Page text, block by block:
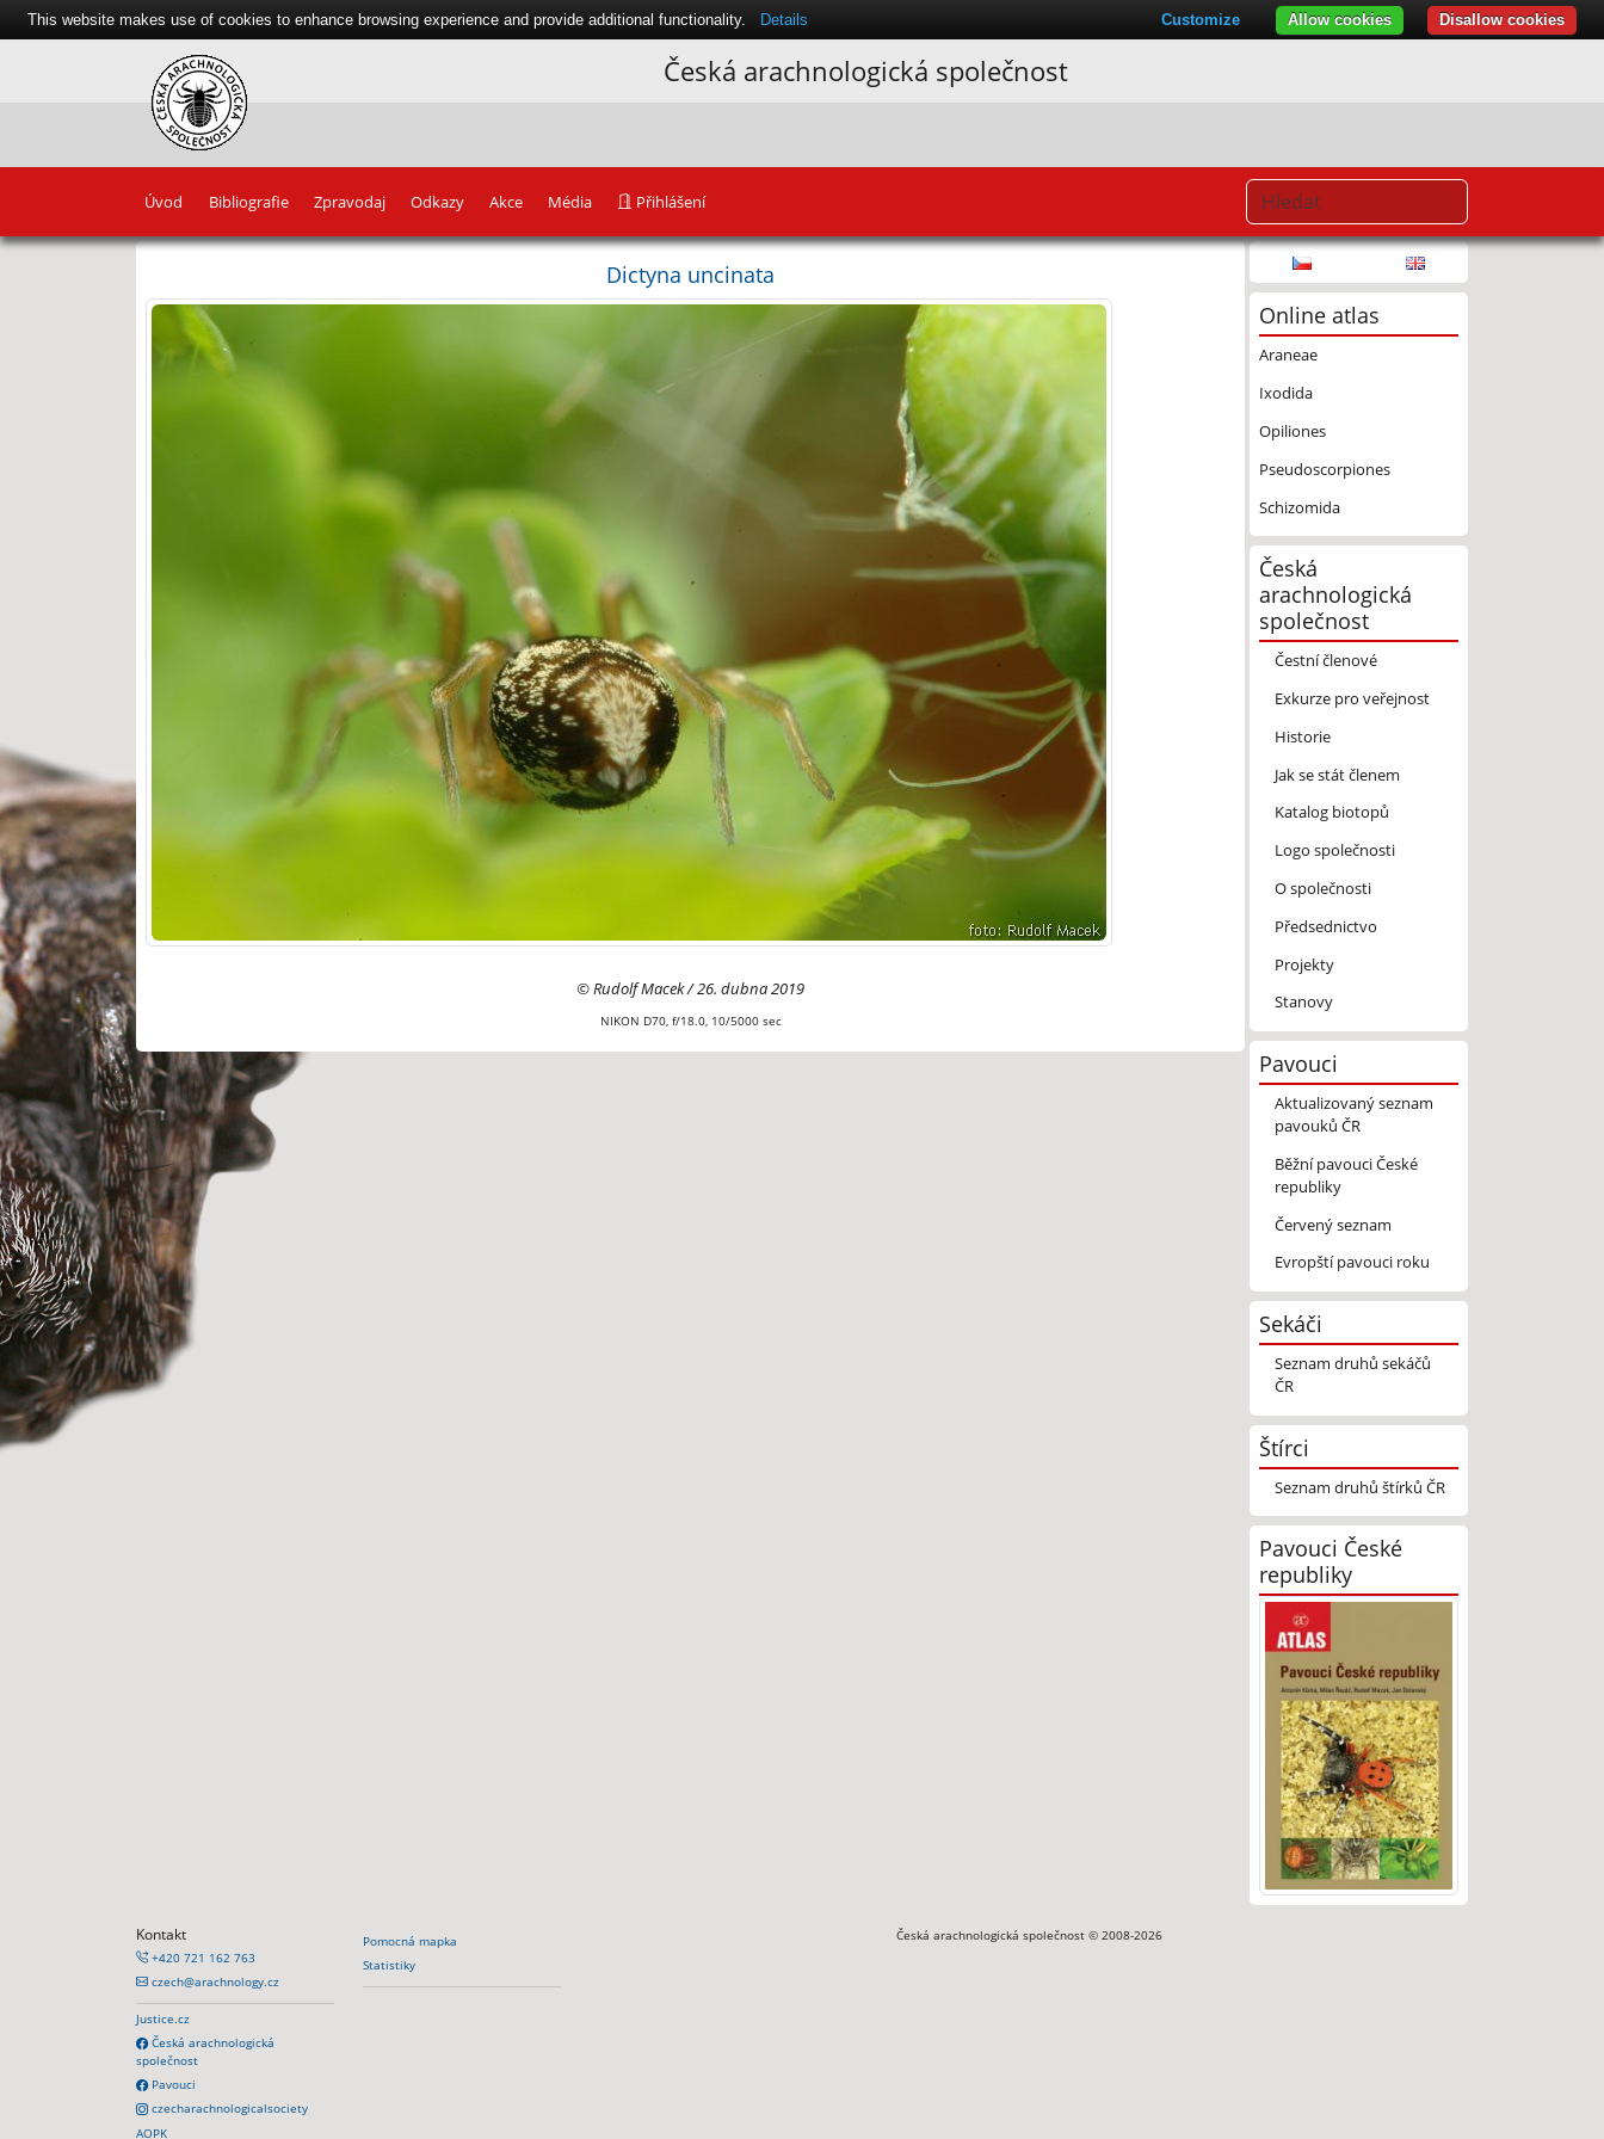
Česká arachnologická společnost
Úvod Bibliografie Zpravodaj Odkazy Akce Média Přihlášení
Dictyna uncinata
© Rudolf Macek / 26. dubna 2019
NIKON D70, f/18.0, 10/5000 sec
Online atlas
Araneae
Ixodida
Opiliones
Pseudoscorpiones
Schizomida
Česká
arachnologická
společnost
Čestní členové
Exkurze pro veřejnost
Historie
Jak se stát členem
Katalog biotopů
Logo společnosti
O společnosti
Předsednictvo
Projekty
Stanovy
Pavouci
Aktualizovaný seznam
pavouků ČR
Běžní pavouci České
republiky
Červený seznam
Evropští pavouci roku
Sekáči
Seznam druhů sekáčů
ČR
Štírci
Seznam druhů štírků ČR
Pavouci České
republiky
Kontakt
+420 721 162 763
czech@arachnology.cz
Justice.cz
Česká arachnologická
společnost
Pavouci
czecharachnologicalsociety
AOPK
Pomocná mapka
Statistiky
Česká arachnologická společnost © 2008-2026
This website makes use of cookies to enhance browsing experience and provide additional functionality. Details Disallow cookies
Allow cookies
Customize